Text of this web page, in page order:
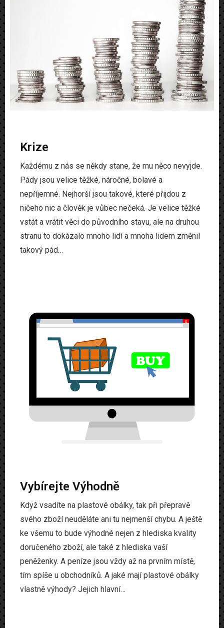
Krize
Každému z nás se někdy stane, že mu něco nevyjde.
Pády jsou velice těžké, náročné, bolavé a
nepříjemné. Nejhorší jsou takové, které přijdou z
ničeho nic a člověk je vůbec nečeká. Je velice těžké
vstát a vrátit věci do původního stavu, ale na druhou
stranu to dokázalo mnoho lidí a mnoha lidem změnil
takový pád…
Vybírejte Výhodně
Když vsadíte na plastové obálky, tak při přepravě
svého zboží neuděláte ani tu nejmenší chybu. A ještě
ke všemu to bude výhodné nejen z hlediska kvality
doručeného zboží, ale také z hlediska vaší
peněženky. A peníze jsou vždy až na prvním místě,
tím spíše u obchodníků. A jaké mají plastové obálky
vlastně výhody? Jejich hlavní…